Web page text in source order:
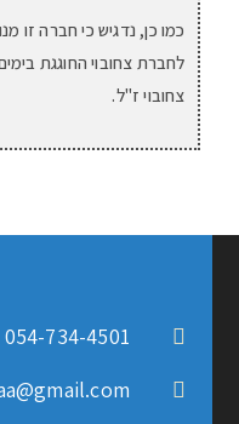
כמו כן, נדגיש כי חברה זו
צחובוי ז"ל.
054-734-4501